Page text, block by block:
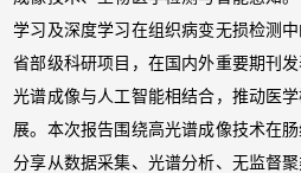
学习及深度学习在组织病变无损检测
省部级科研项目，在国内外重要期刊
光谱成像与人工智能相结合，推动医
展。本次报告围绕高光谱成像技术在
分享从数据采集、光谱分析、无监督